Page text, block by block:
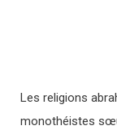
Les religions
monothéistes